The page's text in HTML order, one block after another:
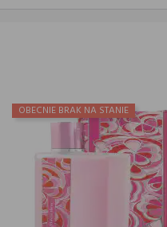
OBECNIE BRAK NA STANIE